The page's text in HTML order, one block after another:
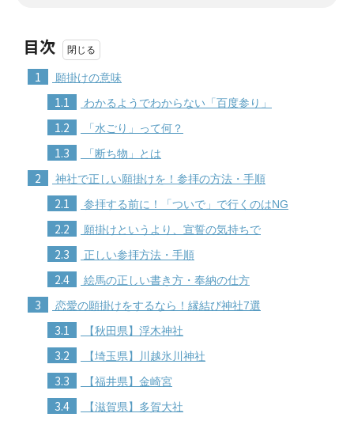
目次
1 願掛けの意味
1.1 わかるようでわからない「百度参り」
1.2 「水ごり」って何？
1.3 「断ち物」とは
2 神社で正しい願掛けを！参拝の方法・手順
2.1 参拝する前に！「ついで」で行くのはNG
2.2 願掛けというより、宣誓の気持ちで
2.3 正しい参拝方法・手順
2.4 絵馬の正しい書き方・奉納の仕方
3 恋愛の願掛けをするなら！縁結び神社7選
3.1 【秋田県】浮木神社
3.2 【埼玉県】川越氷川神社
3.3 【福井県】金崎宮
3.4 【滋賀県】多賀大社